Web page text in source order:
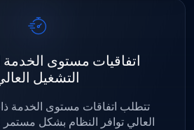
اتفاقيات مستوى الخدمة
التشغيل
تتطلب اتفاقات مستوى الخدمة
العالي توافر النظام بشكل